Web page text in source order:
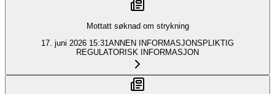
Mottatt søknad om strykning
17. juni 2026 15:31ANNEN INFORMASJONSPLIKTIG
REGULATORISK INFORMASJON